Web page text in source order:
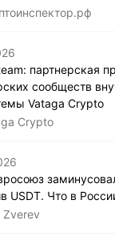
партнерская
сообществ
Vataga Crypto
Crypto
USDT. Что в
Zverev